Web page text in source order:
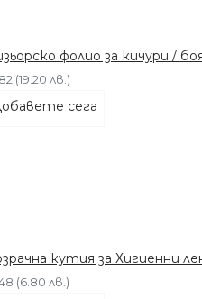
фолио за кичури /
(19.20 лв.)
сега
кутия за Хигиенни
(6.80 лв.)